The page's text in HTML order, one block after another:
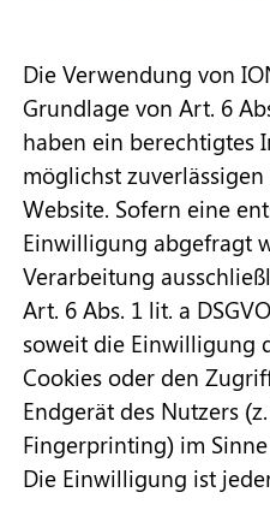
Die Verwendung von
Grundlage von Art. 6
haben ein berechtigtes
möglichst
Website. Sofern eine
Einwilligung abgefragt
Verarbeitung
Art. 6 Abs. 1 lit. a
soweit die Einwilligung
Cookies oder den
Endgerät des Nutzers
Fingerprinting) im Sinne
Die Einwilligung ist